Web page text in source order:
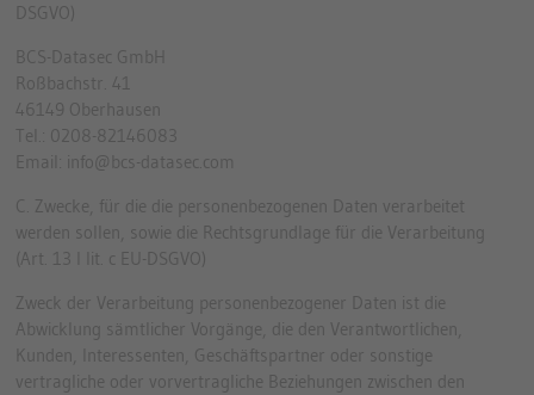
DSGVO)
BCS-Datasec GmbH
Roßbachstr. 41
46149 Oberhausen
Tel.: 0208-82146083
Email: info@bcs-datasec.com
C. Zwecke, für die die personenbezogenen Daten verarbeitet
werden sollen, sowie die Rechtsgrundlage für die Verarbeitung
(Art. 13 I lit. c EU-DSGVO)
Zweck der Verarbeitung personenbezogener Daten ist die
Abwicklung sämtlicher Vorgänge, die den Verantwortlichen,
Kunden, Interessenten, Geschäftspartner oder sonstige
vertragliche oder vorvertragliche Beziehungen zwischen den